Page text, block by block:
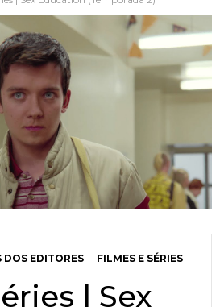
DOS EDITORES FILMES E SÉRIES
| Sex